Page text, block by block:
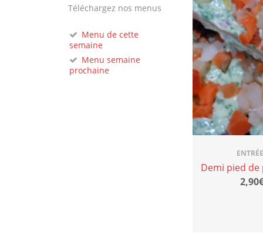
Téléchargez nos menus
Menu de cette
semaine
Menu semaine
prochaine
Demi pied